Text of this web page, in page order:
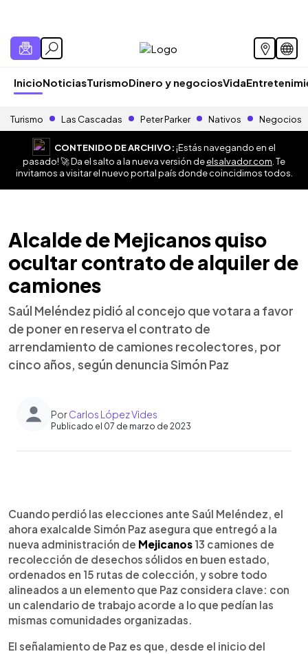
InicioNoticiasTurismoDinero y negociosVida
Turismo Las Cascadas Peter Parker Nativos Negocios
CONTENIDO DE ARCHIVO:¡Estás navegando en el
pasado! 🚀 Da el salto a la nueva versión deelsalvador.com . Te
invitamos a visitar el nuevo portal país donde coincidimos todos.
Alcalde de Mejicanos quiso
ocultar contrato de alquiler de
camiones
Saúl Meléndez pidió al concejo que votara a favor
de poner en reserva el contrato de
arrendamiento de camiones recolectores, por
cinco años, según denuncia Simón Paz
PorCarlos López Vides
Publicado el 07 de marzo de 2023
► Escuchar artículo
Cuando perdió las elecciones ante Saúl Meléndez, el
ahora exalcalde Simón Paz asegura que entregó a la
nueva administración de Mejicanos 13 camiones de
recolección de desechos sólidos en buen estado,
ordenados en 15 rutas de colección, y sobre todo
alineados a un elemento que Paz considera clave: con
un calendario de trabajo acorde a lo que pedían las
mismas comunidades organizadas.
El señalamiento de Paz es que, desde el inicio del